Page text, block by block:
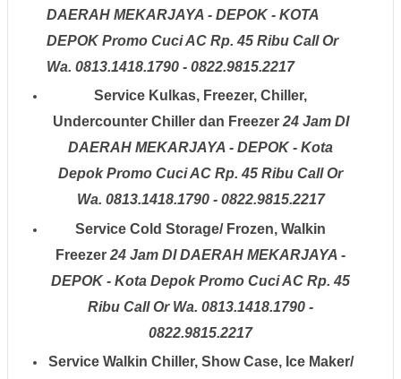
DAERAH MEKARJAYA - DEPOK - KOTA
DEPOKPromo Cuci AC Rp. 45 Ribu Call Or
Wa. 0813.1418.1790 - 0822.9815.2217
Service Kulkas, Freezer, Chiller,
Undercounter Chiller dan Freezer 24 Jam DI
DAERAH MEKARJAYA - DEPOK - Kota
DepokPromo Cuci AC Rp. 45 Ribu Call Or
Wa. 0813.1418.1790 - 0822.9815.2217
Service Cold Storage/ Frozen, Walkin
Freezer 24 Jam DI DAERAH MEKARJAYA -
DEPOK - Kota DepokPromo Cuci AC Rp. 45
Ribu Call Or Wa. 0813.1418.1790 -
0822.9815.2217
Service Walkin Chiller, Show Case, Ice Maker/